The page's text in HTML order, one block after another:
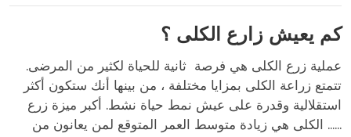
كم يعيش زارع الكلى ؟
عملية زرع الكلى هي فرصة ثانية للحياة لكثير من المرضى.
تتمتع زراعة الكلى بمزايا مختلفة ، من بينها أنك ستكون أكثر
استقلالية وقدرة على عيش نمط حياة نشط. أكبر ميزة زرع
الكلى هي زيادة متوسط العمر المتوقع لمن يعانون من ......